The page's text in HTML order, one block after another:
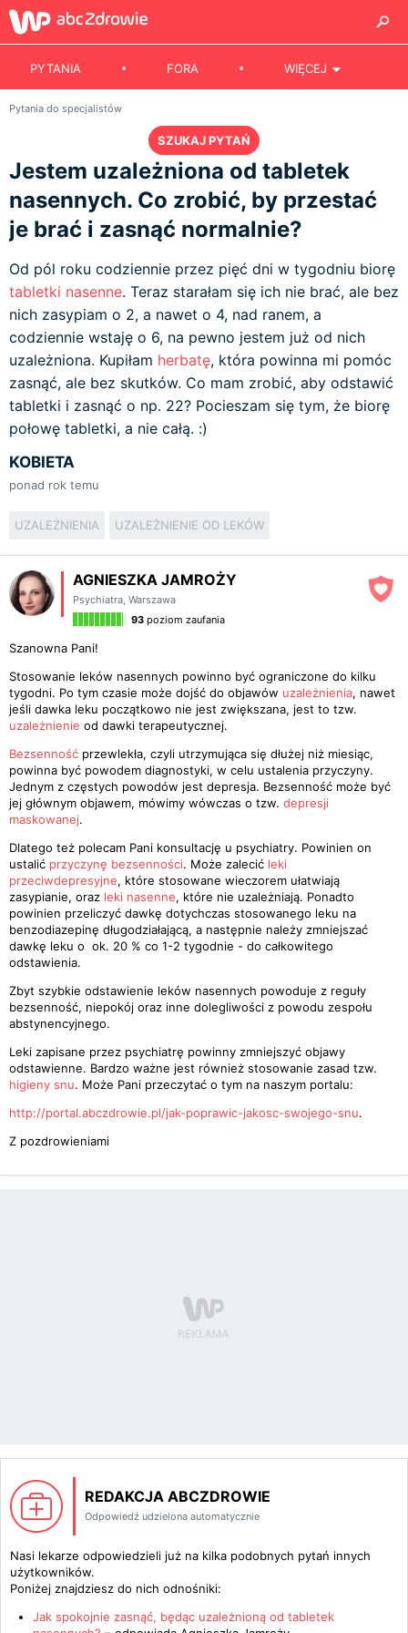
PYTANIA FORA WIĘCEJ
Pytania do specjalistów
SZUKAJ PYTAŃ
Jestem uzależniona od tabletek
nasennych. Co zrobić, by przestać
je brać i zasnąć normalnie?
Od pól roku codziennie przez pięć dni w tygodniu biorę
tabletki nasenne. Teraz starałam się ich nie brać, ale bez
nich zasypiam o 2, a nawet o 4, nad ranem, a
codziennie wstaję o 6, na pewno jestem już od nich
uzależniona. Kupiłam herbatę, która powinna mi pomóc
zasnąć, ale bez skutków. Co mam zrobić, aby odstawić
tabletki i zasnąć o np. 22? Pocieszam się tym, że biorę
połowę tabletki, a nie całą. :)
KOBIETA
ponad rok temu
UZALEŻNIENIA UZALEŻNIENIE OD LEKÓW
AGNIESZKA JAMROŻY
Psychiatra, Warszawa
93 poziom zaufania
Szanowna Pani!
Stosowanie leków nasennych powinno być ograniczone do kilku
tygodni. Po tym czasie może dojść do objawów uzależnienia, nawet
jeśli dawka leku początkowo nie jest zwiększana, jest to tzw.
uzależnienie od dawki terapeutycznej.
Bezsenność przewlekła, czyli utrzymująca się dłużej niż miesiąc,
powinna być powodem diagnostyki, w celu ustalenia przyczyny.
Jednym z częstych powodów jest depresja. Bezsenność może być
jej głównym objawem, mówimy wówczas o tzw. depresji
maskowanej.
Dlatego też polecam Pani konsultację u psychiatry. Powinien on
ustalić przyczynę bezsenności. Może zalecić leki
przeciwdepresyjne, które stosowane wieczorem ułatwiają
zasypianie, oraz leki nasenne, które nie uzależniają. Ponadto
powinien przeliczyć dawkę dotychczas stosowanego leku na
benzodiazepinę długodziałającą, a następnie należy zmniejszać
dawkę leku o ok. 20 % co 1-2 tygodnie - do całkowitego
odstawienia.
Zbyt szybkie odstawienie leków nasennych powoduje z reguły
bezsenność, niepokój oraz inne dolegliwości z powodu zespołu
abstynencyjnego.
Leki zapisane przez psychiatrę powinny zmniejszyć objawy
odstawienne. Bardzo ważne jest również stosowanie zasad tzw.
higieny snu. Może Pani przeczytać o tym na naszym portalu:
http://portal.abczdrowie.pl/jak-poprawic-jakosc-swojego-snu.
Z pozdrowieniami
REDAKCJA ABCZDROWIE
Odpowiedź udzielona automatycznie
Nasi lekarze odpowiedzieli już na kilka podobnych pytań innych
użytkowników.
Poniżej znajdziesz do nich odnośniki:
Jak spokojnie zasnąć, będąc uzależnioną od tabletek